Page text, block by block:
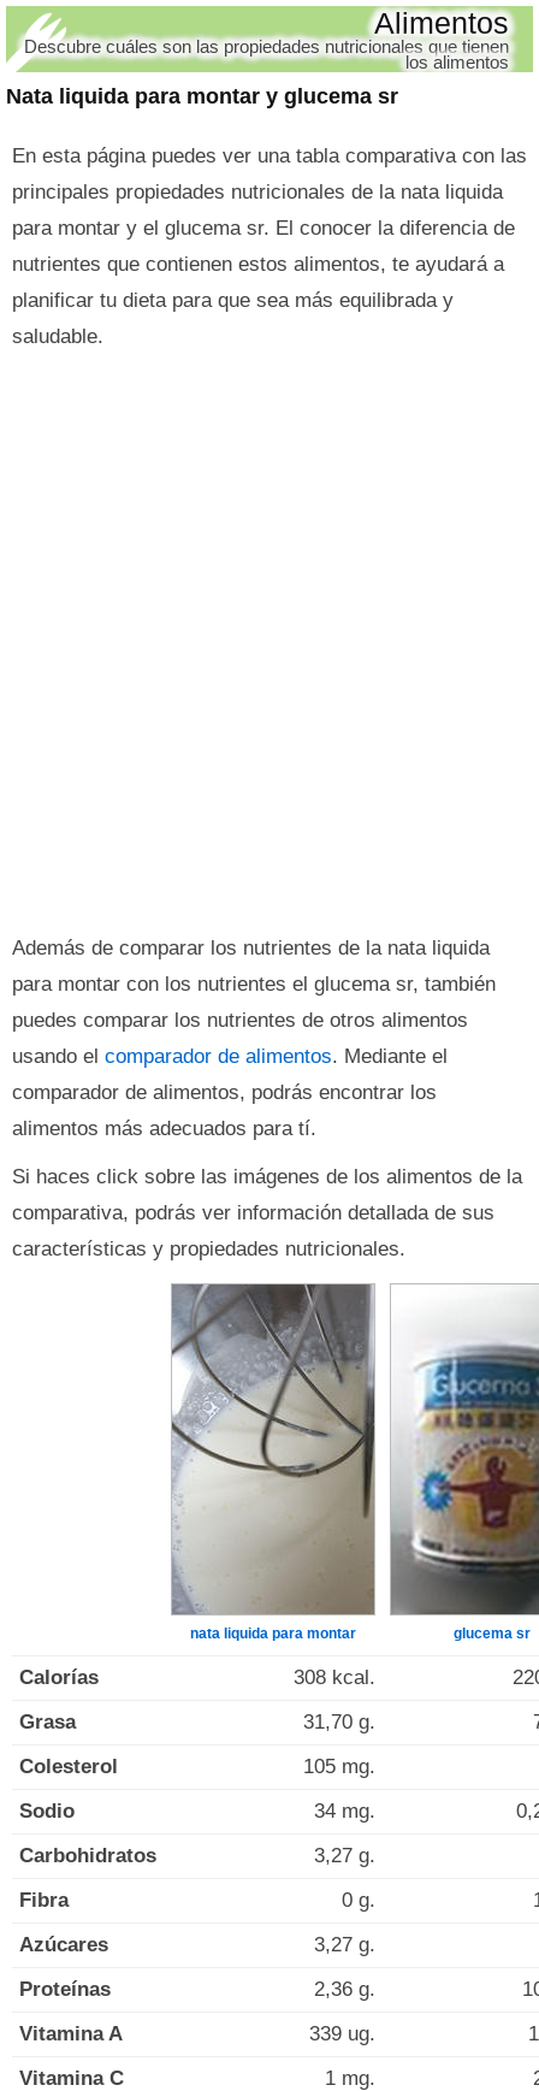
Nata liquida para montar y glucema sr
Alimentos
Descubre cuáles son las propiedades nutricionales que tienen
los alimentos
En esta página puedes ver una tabla comparativa con las
principales propiedades nutricionales de la nata liquida
para montar y el glucema sr. El conocer la diferencia de
nutrientes que contienen estos alimentos, te ayudará a
planificar tu dieta para que sea más equilibrada y
saludable.
Además de comparar los nutrientes de la nata liquida
para montar con los nutrientes el glucema sr, también
puedes comparar los nutrientes de otros alimentos
usando el comparador de alimentos. Mediante el
comparador de alimentos, podrás encontrar los
alimentos más adecuados para tí.
Si haces click sobre las imágenes de los alimentos de la
comparativa, podrás ver información detallada de sus
características y propiedades nutricionales.
nata liquida para montar glucema sr
Calorías 308 kcal.
Grasa
31,70 g.
Colesterol
105 mg.
Sodio
34 mg.
Carbohidratos
3,27 g.
Fibra
0 g.
Azúcares
3,27 g.
Proteínas
2,36 g.
Vitamina A
339 ug.
Vitamina C
1 mg.